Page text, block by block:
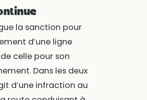
la sanction pour
d’une ligne
celle pour son
Dans les deux
d’une infraction au